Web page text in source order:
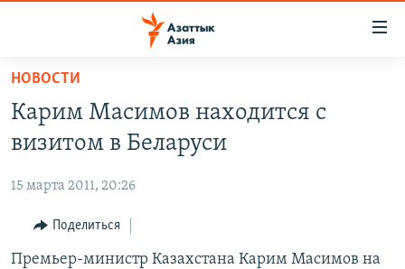
Вернуться
основному
содержанию
навигации
Вернутся
КАЗАХСТАН
УЗБЕКИСТАН
ТАДЖИКИСТАН
НОВОСТИ
НА ДРУГИХ ЯЗЫКАХ
ҚАЗАҚША
КЫРГЫЗЧА
НОВОСТИ
Карим Масимов находится с
визитом в Беларуси
15 марта 2011, 20:26
Поделиться
Премьер-министр Казахстана Карим Масимов на